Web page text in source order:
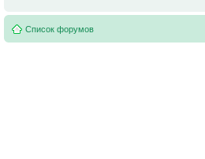
Список форумов